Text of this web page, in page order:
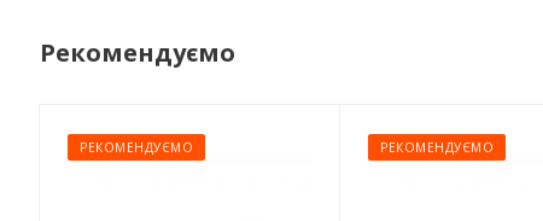
Рекомендуємо
РЕКОМЕНДУЄМО РЕКОМЕНДУЄМО